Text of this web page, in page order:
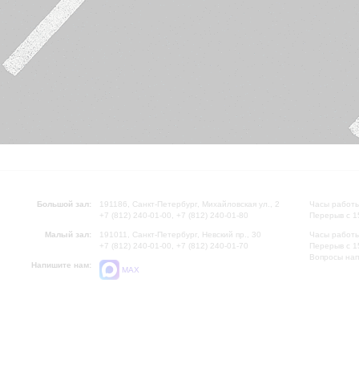
Большой зал:
191186, Санкт-Петербург, Михайловская ул., 2
+7 (812) 240-01-00, +7 (812) 240-01-80
Малый зал:
191011, Санкт-Петербург, Невский пр., 30
+7 (812) 240-01-00, +7 (812) 240-01-70
Напишите нам:
MAX
Часы
Перерыв с
Часы
Перерыв с
Вопросы